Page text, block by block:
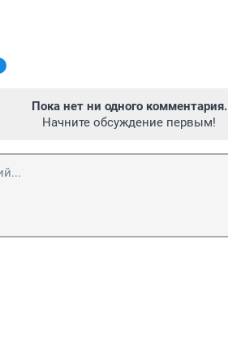
Пока нет ни одного комментария.
Начните обсуждение первым!